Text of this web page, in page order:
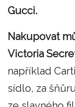
Gucci.
Nakupovat
Victoria
například
sídlo, za